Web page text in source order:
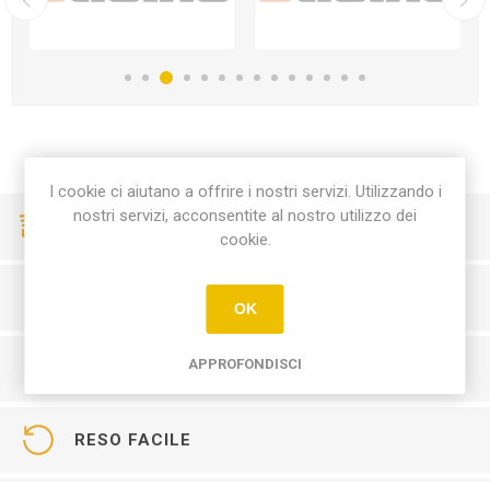
CONSEGNE VELOCI
SERVIZIO CLIENTI
RESO FACILE
I cookie ci aiutano a offrire i nostri servizi. Utilizzando i
nostri servizi, acconsentite al nostro utilizzo dei
cookie.
OK
APPROFONDISCI